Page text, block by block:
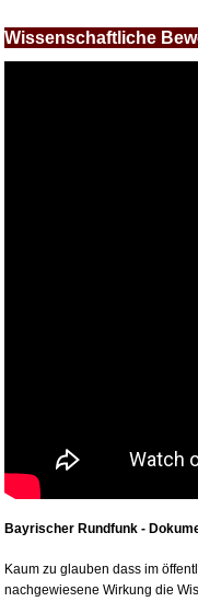
Wissenschaftliche
Bayrischer Rundfunk -
Kaum zu glauben dass im
nachgewiesene Wirkung die